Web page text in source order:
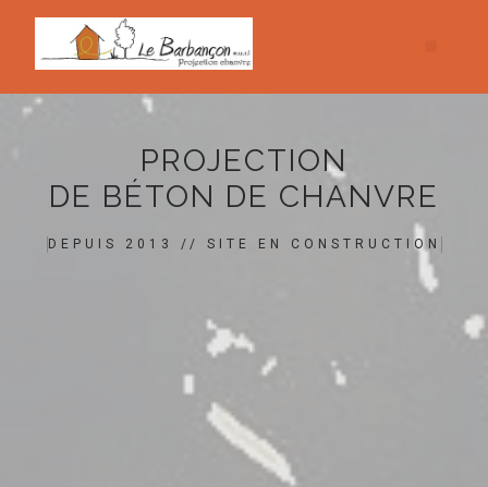
PROJECTION
DE BÉTON DE CHANVRE
DEPUIS 2013 // SITE EN CONSTRUCTION